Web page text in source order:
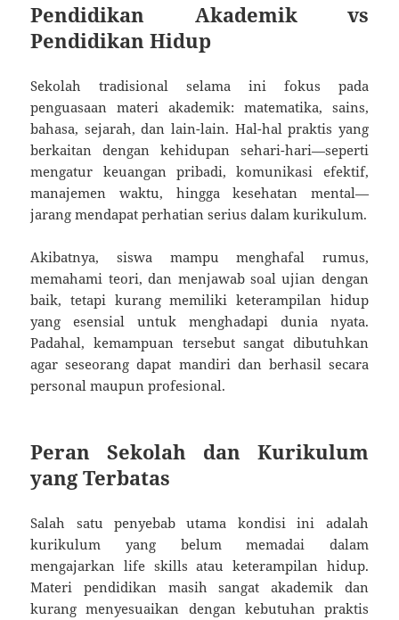
Pendidikan Akademik vs
Pendidikan Hidup
Sekolah tradisional selama ini fokus pada
penguasaan materi akademik: matematika, sains,
bahasa, sejarah, dan lain-lain. Hal-hal praktis yang
berkaitan dengan kehidupan sehari-hari—seperti
mengatur keuangan pribadi, komunikasi efektif,
manajemen waktu, hingga kesehatan mental—
jarang mendapat perhatian serius dalam kurikulum.
Akibatnya, siswa mampu menghafal rumus,
memahami teori, dan menjawab soal ujian dengan
baik, tetapi kurang memiliki keterampilan hidup
yang esensial untuk menghadapi dunia nyata.
Padahal, kemampuan tersebut sangat dibutuhkan
agar seseorang dapat mandiri dan berhasil secara
personal maupun profesional.
Peran Sekolah dan Kurikulum
yang Terbatas
Salah satu penyebab utama kondisi ini adalah
kurikulum yang belum memadai dalam
mengajarkan life skills atau keterampilan hidup.
Materi pendidikan masih sangat akademik dan
kurang menyesuaikan dengan kebutuhan praktis